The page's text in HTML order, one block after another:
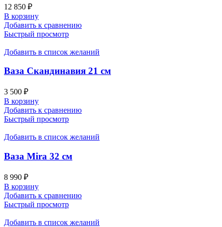
12 850 ₽
В корзину
Добавить к сравнению
Быстрый просмотр
Добавить в список желаний
Ваза Скандинавия 21 см
3 500 ₽
В корзину
Добавить к сравнению
Быстрый просмотр
Добавить в список желаний
Ваза Mira 32 см
8 990 ₽
В корзину
Добавить к сравнению
Быстрый просмотр
Добавить в список желаний